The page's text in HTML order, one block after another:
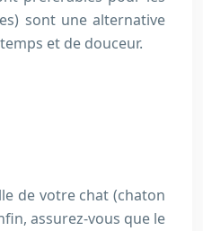
sont une alternative
et de douceur.
de votre chat (chaton
assurez-vous que le